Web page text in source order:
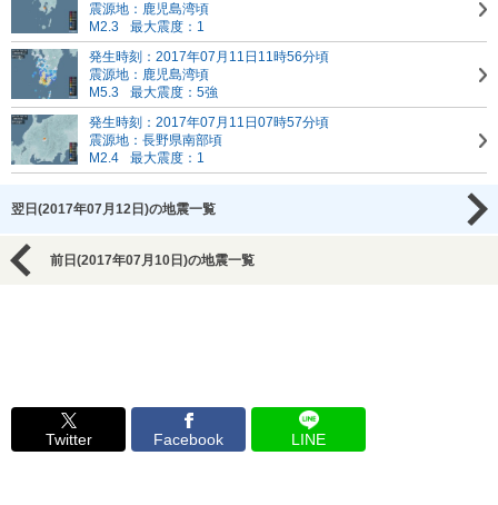
震源地：鹿児島湾頃
M2.3
最大震度：1
発生時刻：2017年07月11日11時56分頃
震源地：鹿児島湾頃
M5.3
最大震度：5強
発生時刻：2017年07月11日07時57分頃
震源地：長野県南部頃
M2.4
最大震度：1
翌日(2017年07月12日)の地震一覧
前日(2017年07月10日)の地震一覧
Twitter Facebook LINE